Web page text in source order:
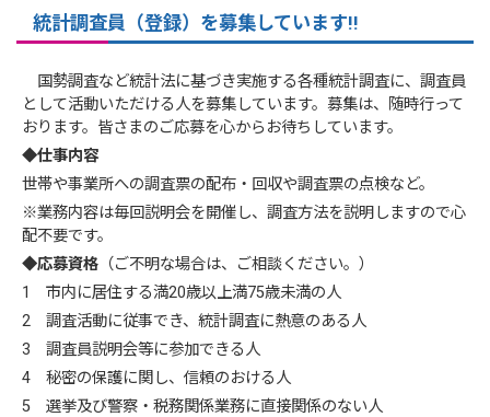
統計調査員（登録） を募集しています!!
国勢調査など統計法に基づき実施する各種統計調査に、調査員
として活動いただける人を募集しています。募集は、随時行って
おります。皆さまのご応募を心からお待ちしています。
◆仕事内容
世帯や事業所への調査票の配布・回収や調査票の点検など。
※業務内容は毎回説明会を開催し、調査方法を説明しますので心
配不要です。
◆応募資格 （ご不明な場合は、ご相談ください。）
1 市内に居住する満20歳以上満75歳未満の人
2 調査活動に従事でき、統計調査に熱意のある人
3 調査員説明会等に参加できる人
4 秘密の保護に関し、信頼のおける人
5 選挙及び警察・税務関係業務に直接関係のない人